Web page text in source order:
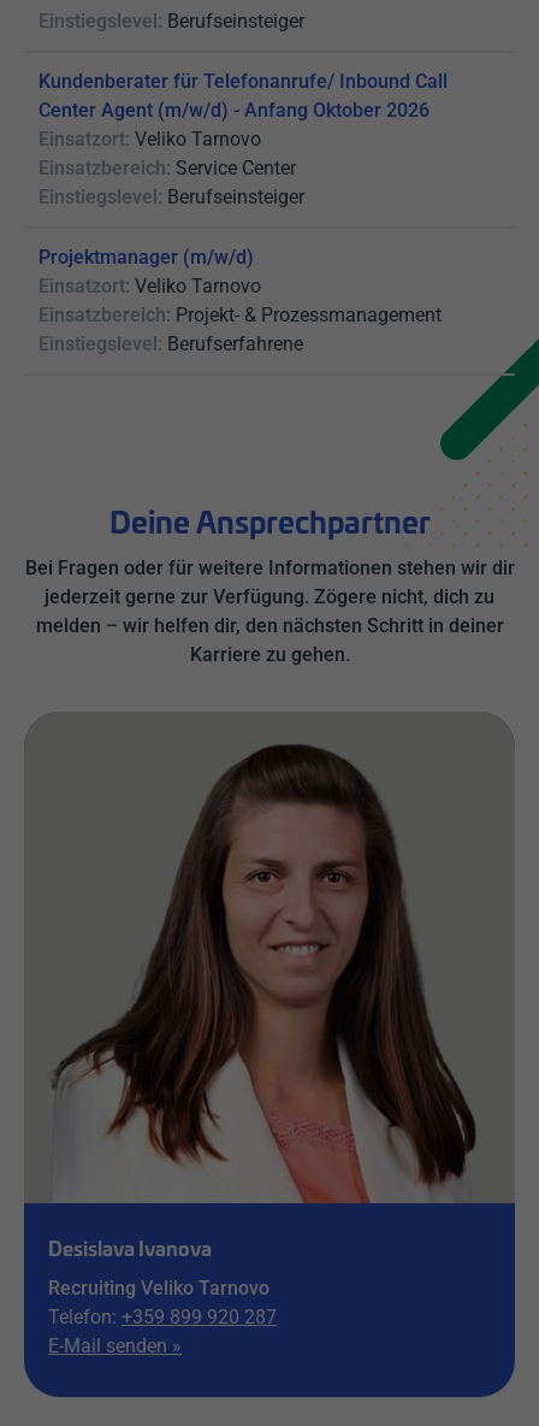
Einstiegslevel: Berufseinsteiger
Kundenberater für Telefonanrufe/ Inbound Call
Center Agent (m/w/d) - Anfang Oktober 2026
Einsatzort: Veliko Tarnovo
Einsatzbereich: Service Center
Einstiegslevel: Berufseinsteiger
Projektmanager (m/w/d)
Einsatzort: Veliko Tarnovo
Einsatzbereich: Projekt- & Prozessmanagement
Einstiegslevel: Berufserfahrene
Deine Ansprechpartner
Bei Fragen oder für weitere Informationen stehen wir dir
jederzeit gerne zur Verfügung. Zögere nicht, dich zu
melden – wir helfen dir, den nächsten Schritt in deiner
Karriere zu gehen.
Desislava Ivanova
Recruiting Veliko Tarnovo
Telefon: +359 899 920 287
E-Mail senden »